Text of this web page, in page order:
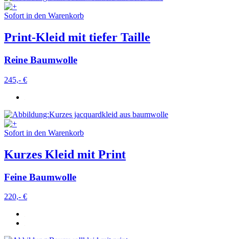
Sofort in den Warenkorb
Print-Kleid mit tiefer Taille
Reine Baumwolle
245,- €
Sofort in den Warenkorb
Kurzes Kleid mit Print
Feine Baumwolle
220,- €